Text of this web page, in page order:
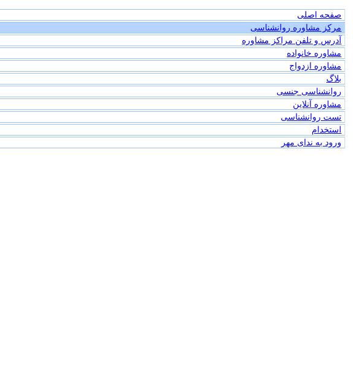
صفحه اصلی
مرکز مشاوره روانشناسی
آدرس و تلفن مراکز مشاوره
مشاوره خانواده
مشاوره ازدواج
بلاگ
روانشناسی جنسی
مشاوره آنلاین
تست روانشناسی
استخدام
ورود به ندای مهر